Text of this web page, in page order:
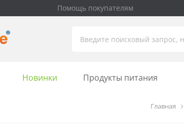
Помощь покупателям
Новинки Продукты питания
Главная